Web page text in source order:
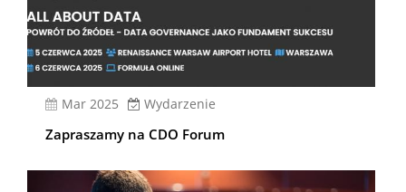
mar 2025 Wydarzenie
Zapraszamy na CDO Forum